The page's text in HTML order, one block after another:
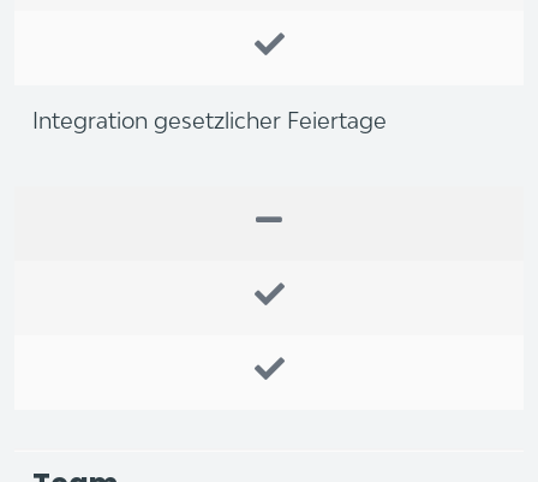
Integration gesetzlicher Feiertage